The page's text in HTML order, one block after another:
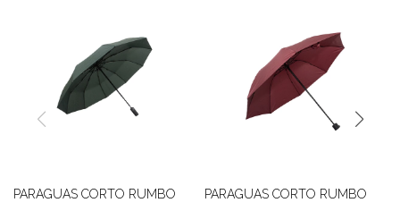
PARAGUAS CORTO RUMBO
PARAGUAS CORTO RUMBO